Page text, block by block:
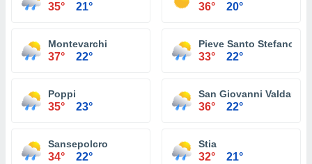
35° 21° 36° 20°
Montevarchi
37° 22°
Pieve Santo Stefano
33° 22°
Poppi
35° 23°
San Giovanni Valdarno
36° 22°
Sansepolcro
34° 22°
Stia
32° 21°